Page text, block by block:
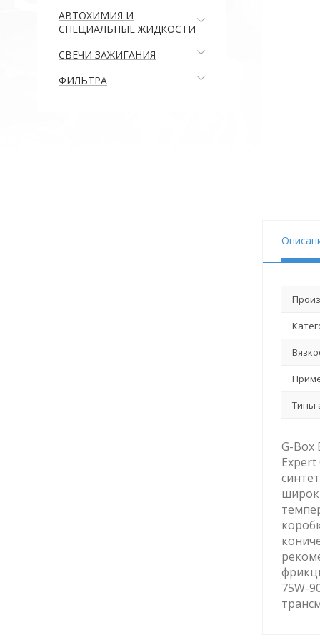
АВТОХИМИЯ И
СПЕЦИАЛЬНЫЕ ЖИДКОСТИ
СВЕЧИ ЗАЖИГАНИЯ
ФИЛЬТРА
Типы
G-Box
Expert
75W-